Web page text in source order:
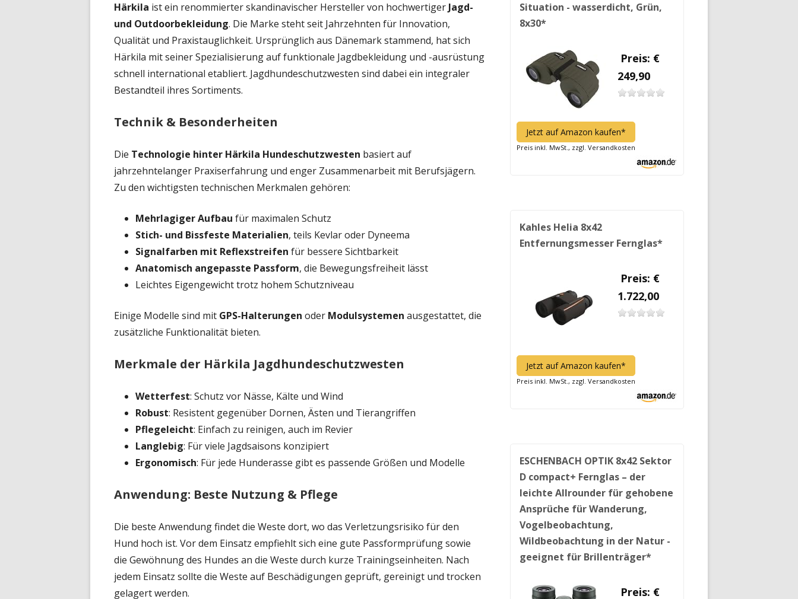
Härkila ist ein renommierter skandinavischer Hersteller von hochwertigerJagd-
und Outdoorbekleidung. Die Marke steht seit Jahrzehnten für Innovation,
Qualität und Praxistauglichkeit. Ursprünglich aus Dänemark stammend, hat sich
Härkila mit seiner Spezialisierung auf funktionale Jagdbekleidung und -ausrüstung
schnell international etabliert. Jagdhundeschutzwesten sind dabei ein integraler
Bestandteil ihres Sortiments.
Technik & Besonderheiten
Die Technologie hinter Härkila Hundeschutzwesten basiert auf
jahrzehntelanger Praxiserfahrung und enger Zusammenarbeit mit Berufsjägern.
Zu den wichtigsten technischen Merkmalen gehören:
Mehrlagiger Aufbau für maximalen Schutz
Stich- und Bissfeste Materialien, teils Kevlar oder Dyneema
Signalfarben mit Reflexstreifen für bessere Sichtbarkeit
Anatomisch angepasste Passform, die Bewegungsfreiheit lässt
Leichtes Eigengewicht trotz hohem Schutzniveau
Einige Modelle sind mit GPS-Halterungen oder Modulsystemen ausgestattet, die
zusätzliche Funktionalität bieten.
Merkmale der Härkila Jagdhundeschutzwesten
Wetterfest: Schutz vor Nässe, Kälte und Wind
Robust: Resistent gegenüber Dornen, Ästen und Tierangriffen
Pflegeleicht: Einfach zu reinigen, auch im Revier
Langlebig: Für viele Jagdsaisons konzipiert
Ergonomisch: Für jede Hunderasse gibt es passende Größen und Modelle
Anwendung: Beste Nutzung & Pflege
Die beste Anwendung findet die Weste dort, wo das Verletzungsrisiko für den
Hund hoch ist. Vor dem Einsatz empfiehlt sich eine gute Passformprüfung sowie
die Gewöhnung des Hundes an die Weste durch kurze Trainingseinheiten. Nach
jedem Einsatz sollte die Weste auf Beschädigungen geprüft, gereinigt und trocken
gelagert werden.
Situation - wasserdicht, Grün,
8x30*
Preis: €
249,90
Jetzt auf Amazon kaufen*
Preis inkl. MwSt., zzgl. Versandkosten
Kahles Helia 8x42
Entfernungsmesser Fernglas*
Preis: €
1.722,00
Jetzt auf Amazon kaufen*
Preis inkl. MwSt., zzgl. Versandkosten
ESCHENBACH OPTIK 8x42 Sektor
D compact+ Fernglas – der
leichte Allrounder für gehobene
Ansprüche für Wanderung,
Vogelbeobachtung,
Wildbeobachtung in der Natur -
geeignet für Brillenträger*
Preis: €